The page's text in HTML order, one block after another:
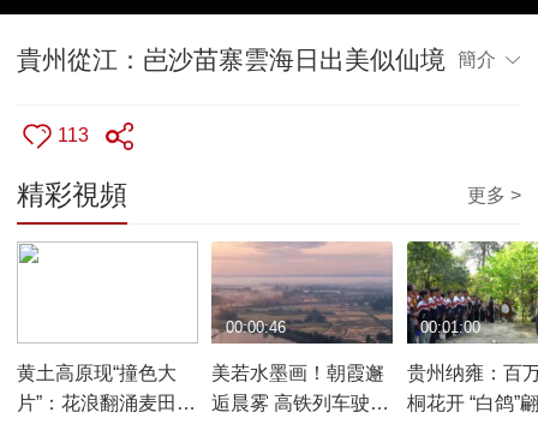
貴州從江：岜沙苗寨雲海日出美似仙境 簡介
113
精彩視頻 更多 >
黄土高原现“撞色大
片”：花浪翻涌麦田成
美若水墨画！朝霞邂
逅晨雾 高铁列车驶入
00:00:46
贵州纳雍：百
桐花开 “白鸽”
00:01:00